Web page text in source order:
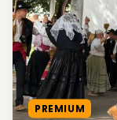
PREMIUM